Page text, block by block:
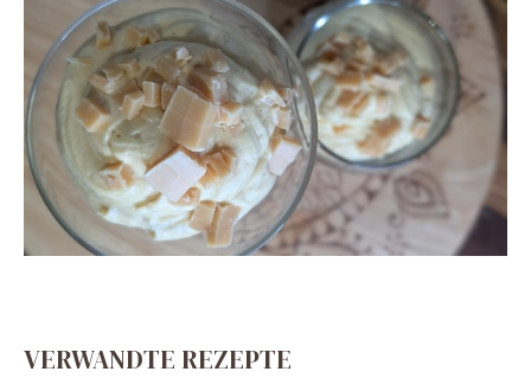
VERWANDTE REZEPTE